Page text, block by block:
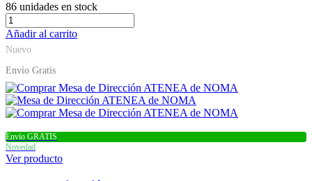
86 unidades en stock
Añadir al carrito
Nuevo
Envío Gratis
Envío GRATIS
Novedad
Ver producto